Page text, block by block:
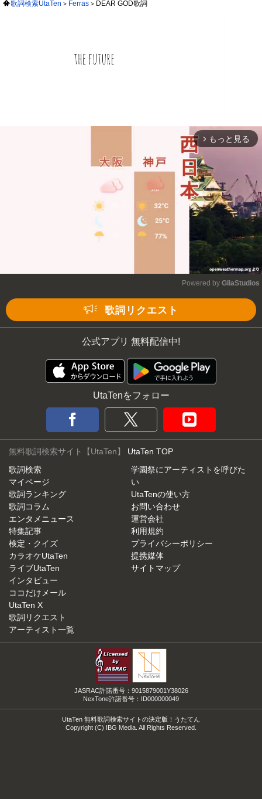
歌詞検索UtaTen Ferras DEAR GOD歌詞
arrow_forward_ios もっと見る
Powered by GliaStudios
歌詞リクエスト
公式アプリ 無料配信中!
UtaTenをフォロー
無料歌詞検索サイト【UtaTen】 UtaTen TOP
歌詞検索
マイページ
歌詞ランキング
歌詞コラム
エンタメニュース
特集記事
検定・クイズ
カラオケUtaTen
ライブUtaTen
インタビュー
ココだけメール
UtaTen X
歌詞リクエスト
アーティスト一覧
学園祭にアーティストを呼びた
い
UtaTenの使い方
お問い合わせ
運営会社
利用規約
プライバシーポリシー
提携媒体
サイトマップ
JASRAC許諾番号：9015879001Y38026
NexTone許諾番号：ID000000049
UtaTen 無料歌詞検索サイトの決定版！うたてん
Copyright (C) IBG Media. All Rights Reserved.